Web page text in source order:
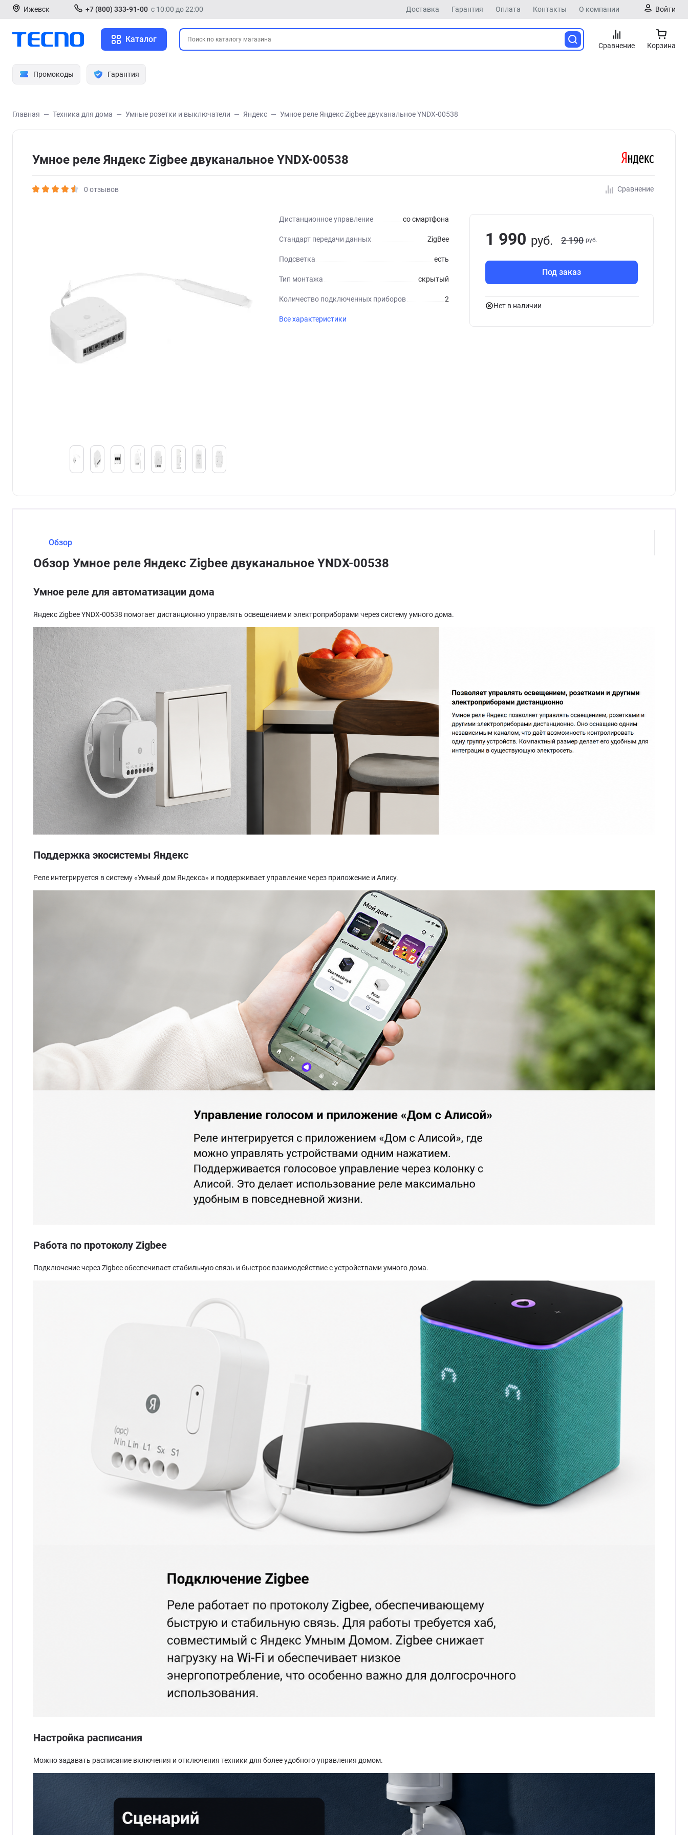
Ижевск +7 (800) 333-91-00 с 10:00 до 22:00 Доставка Гарантия Оплата Контакты О компании Войти
Каталог
Сравнение Корзина
Промокоды Гарантия
Главная Техника для дома Умные розетки и выключатели Яндекс Умное реле Яндекс Zigbee двуканальное YNDX-00538
Умное реле Яндекс Zigbee двуканальное YNDX-00538
0 отзывов Сравнение
Дистанционное управление со смартфона
Стандарт передачи данных ZigBee
Подсветка есть
Тип монтажа скрытый
Количество подключенных приборов 2
Все характеристики
1 990 руб. 2 190 руб.
Под заказ
Нет в наличии
Обзор
Обзор Умное реле Яндекс Zigbee двуканальное YNDX-00538
Умное реле для автоматизации дома
Яндекс Zigbee YNDX-00538 помогает дистанционно управлять освещением и электроприборами через систему умного дома.
Поддержка экосистемы Яндекс
Реле интегрируется в систему «Умный дом Яндекса» и поддерживает управление через приложение и Алису.
Работа по протоколу Zigbee
Подключение через Zigbee обеспечивает стабильную связь и быстрое взаимодействие с устройствами умного дома.
Настройка расписания
Можно задавать расписание включения и отключения техники для более удобного управления домом.